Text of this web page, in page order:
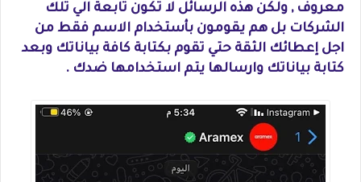
معروف , ولكن هذه الرسائل لا تكون تابعة الي تلك
الشركات بل هم يقومون بأستخدام الاسم فقط من
اجل إعطائك الثقة حتي تقوم بكتابة كافة بياناتك وبعد
كتابة بياناتك وارسالها يتم استخدامها ضدك .